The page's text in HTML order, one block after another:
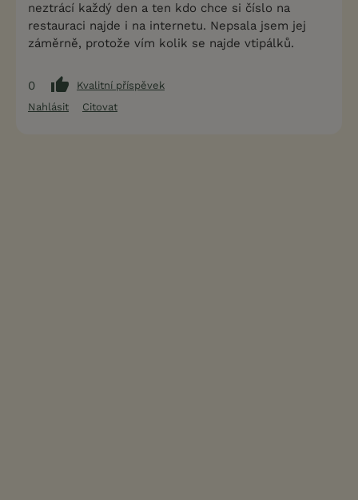
neztrácí každý den a ten kdo chce si číslo na
restauraci najde i na internetu. Nepsala jsem jej
záměrně, protože vím kolik se najde vtipálků.
0
Kvalitní příspěvek
Nahlásit
Citovat